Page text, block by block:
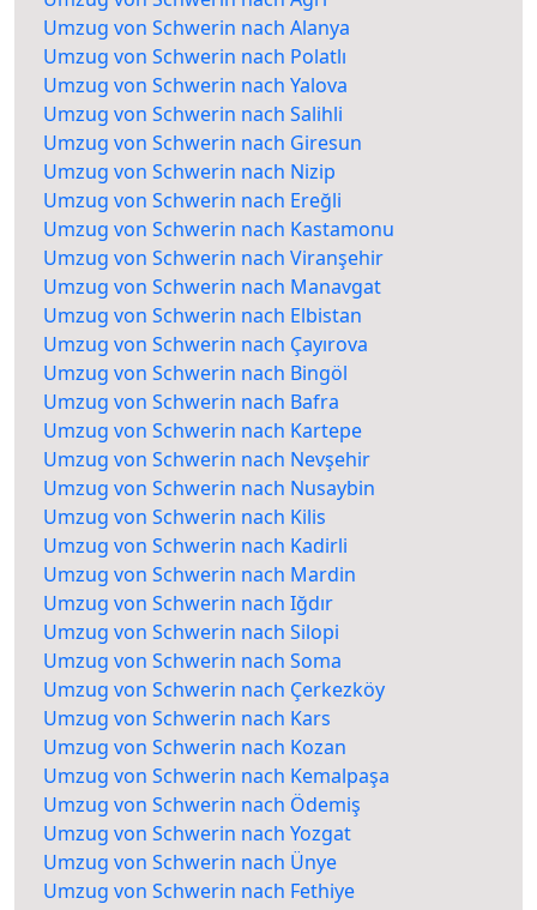
Umzug von Schwerin nach Alanya
Umzug von Schwerin nach Polatlı
Umzug von Schwerin nach Yalova
Umzug von Schwerin nach Salihli
Umzug von Schwerin nach Giresun
Umzug von Schwerin nach Nizip
Umzug von Schwerin nach Ereğli
Umzug von Schwerin nach Kastamonu
Umzug von Schwerin nach Viranşehir
Umzug von Schwerin nach Manavgat
Umzug von Schwerin nach Elbistan
Umzug von Schwerin nach Çayırova
Umzug von Schwerin nach Bingöl
Umzug von Schwerin nach Bafra
Umzug von Schwerin nach Kartepe
Umzug von Schwerin nach Nevşehir
Umzug von Schwerin nach Nusaybin
Umzug von Schwerin nach Kilis
Umzug von Schwerin nach Kadirli
Umzug von Schwerin nach Mardin
Umzug von Schwerin nach Iğdır
Umzug von Schwerin nach Silopi
Umzug von Schwerin nach Soma
Umzug von Schwerin nach Çerkezköy
Umzug von Schwerin nach Kars
Umzug von Schwerin nach Kozan
Umzug von Schwerin nach Kemalpaşa
Umzug von Schwerin nach Ödemiş
Umzug von Schwerin nach Yozgat
Umzug von Schwerin nach Ünye
Umzug von Schwerin nach Fethiye